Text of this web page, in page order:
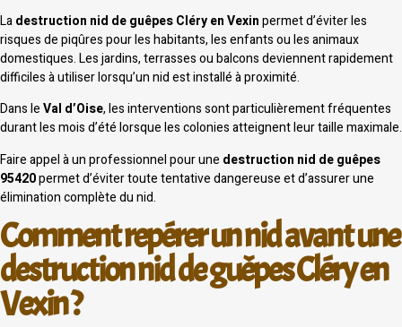
Ladestruction nid de guêpes Cléry en Vexinpermet d’éviter les
risques de piqûres pour les habitants, les enfants ou les animaux
domestiques. Les jardins, terrasses ou balcons deviennent rapidement
difficiles à utiliser lorsqu’un nid est installé à proximité.
Dans leVal d’Oise, les interventions sont particulièrement fréquentes
durant les mois d’été lorsque les colonies atteignent leur taille maximale.
Faire appel à un professionnel pour une destruction nid de guêpes
95420permet d’éviter toute tentative dangereuse et d’assurer une
élimination complète du nid.
Comment repérer un nid avant une
destruction nid de guêpes Cléry en
Vexin ?